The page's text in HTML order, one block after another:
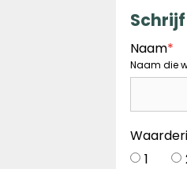
Naam*
Naam die
1